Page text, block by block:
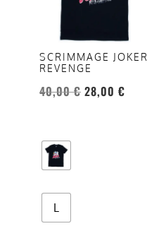
SCRIMMAGE JOKER
REVENGE
40,00€ 28,00 €
L
varianti.
opzioni
possono
essere
pagina
del